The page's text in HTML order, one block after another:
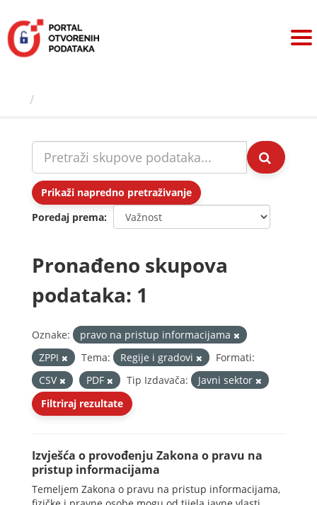
sadržaj
Prikaži napredno pretraživanje
Poredaj prema
Pronađeno skupova
podataka: 1
Oznake:
pravo na pristup informacijama
ZPPI
Tema: Regije i gradovi
Formati:
CSV
PDF Tip Izdavača:
Javni sektor
Filtriraj rezultate
Izvješća o provođenju Zakona o pravu na
pristup informacijama
Temeljem Zakona o pravu na pristup informacijama,